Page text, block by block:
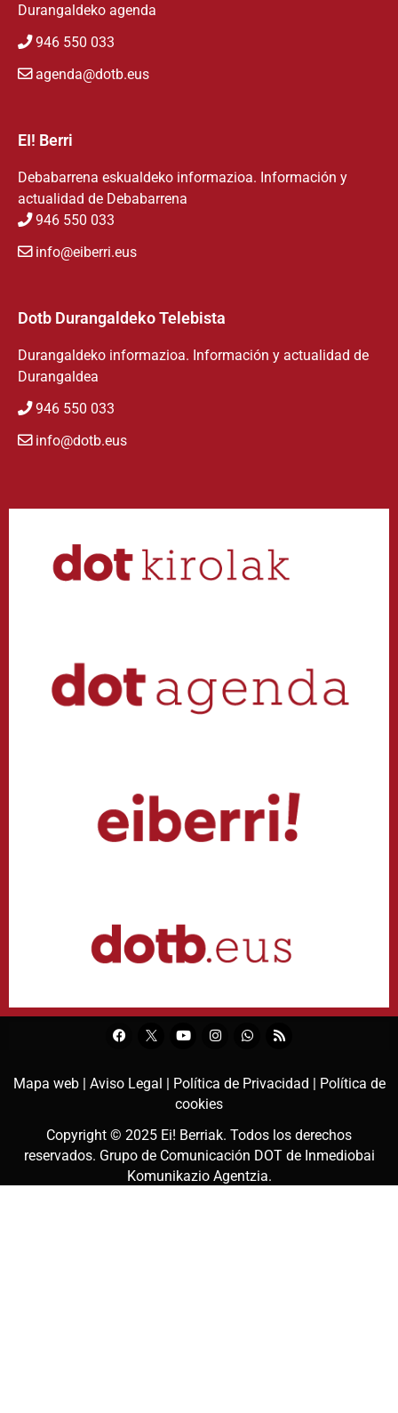
Durangaldeko agenda
946 550 033
agenda@dotb.eus
EI! Berri
Debabarrena eskualdeko informazioa. Información y
actualidad de Debabarrena
946 550 033
info@eiberri.eus
Dotb Durangaldeko Telebista
Durangaldeko informazioa. Información y actualidad de
Durangaldea
946 550 033
info@dotb.eus
Mapa web | Aviso Legal | Política de Privacidad | Política de
cookies
Copyright © 2025 Ei! Berriak. Todos los derechos
reservados. Grupo de Comunicación DOT de Inmediobai
Komunikazio Agentzia.